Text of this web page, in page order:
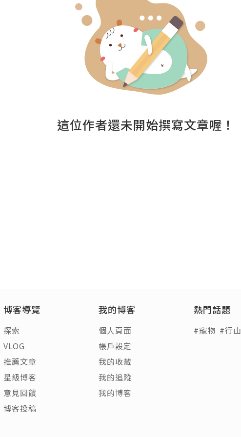
這位作者還未開始撰寫文章喔！
博客導覽
探索
VLOG
推薦文章
星級博客
意見回饋
博客投稿
我的博客
個人頁面
帳戶設定
我的收藏
我的追蹤
我的博客
熱門話題
#寵物 #行山